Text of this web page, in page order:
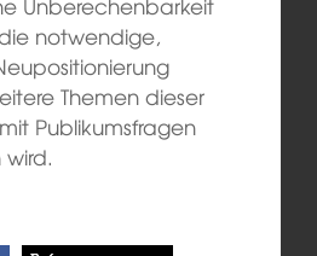
notwendige,
Themen dieser
Publikumsfragen